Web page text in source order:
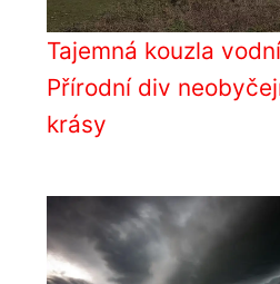
Tajemná kouzla
Přírodní div
krásy